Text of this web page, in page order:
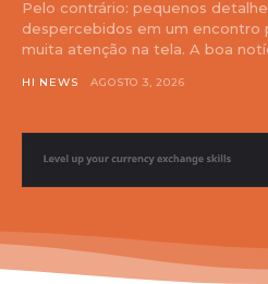
Pelo contrário: pequenos
despercebidos em um encontro
muita atenção na tela. A boa
HI NEWS AGOSTO 3, 2026